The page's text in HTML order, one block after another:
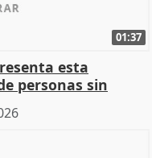
01:37
esta
personas sin